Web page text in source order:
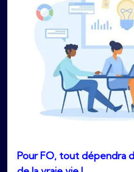
Pour FO, tout dépendra